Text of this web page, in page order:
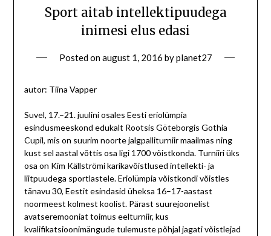
Sport aitab intellektipuudega
inimesi elus edasi
Posted onaugust 1, 2016 byplanet27
autor: Tiina Vapper
Suvel, 17.–21. juulini osales Eesti eriolümpia
esindusmeeskond edukalt Rootsis Göteborgis Gothia
Cupil, mis on suurim noorte jalgpalliturniir maailmas ning
kust sel aastal võttis osa ligi 1700 võistkonda. Turniiri üks
osa on Kim Källströmi karikavõistlused intellekti- ja
liitpuudega sportlastele.Eriolümpia võistkondi võistles
tänavu 30, Eestit esindasid üheksa 16–17-aastast
noormeest kolmest koolist. Pärast suurejoonelist
avatseremooniat toimus eelturniir, kus
kvalifikatsioonimängude tulemuste põhjal jagati võistlejad